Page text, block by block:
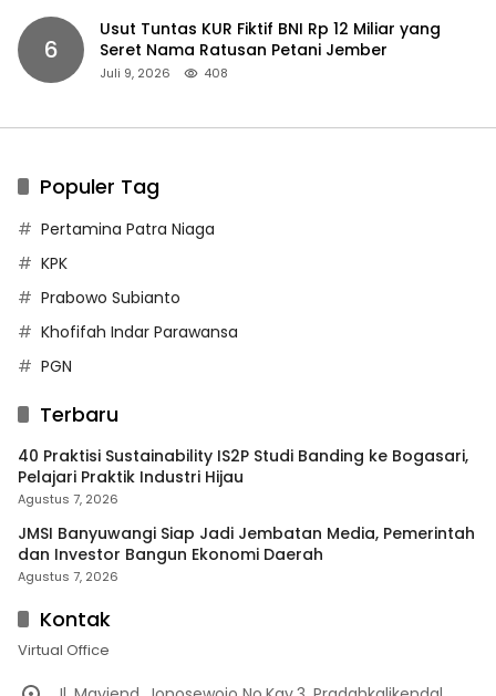
6
Usut Tuntas KUR Fiktif BNI Rp 12 Miliar yang
Seret Nama Ratusan Petani Jember
Juli 9, 2026 408
Populer Tag
Pertamina Patra Niaga
KPK
Prabowo Subianto
Khofifah Indar Parawansa
PGN
Terbaru
40 Praktisi Sustainability IS2P Studi Banding ke Bogasari,
Pelajari Praktik Industri Hijau
Agustus 7, 2026
JMSI Banyuwangi Siap Jadi Jembatan Media, Pemerintah
dan Investor Bangun Ekonomi Daerah
Agustus 7, 2026
Kontak
Virtual Office